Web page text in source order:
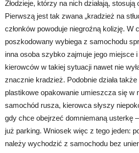
Złodzieje, którzy na nich działają, stosują
Pierwszą jest tak zwana „kradzież na
członków powoduje niegroźną kolizję. W
poszkodowany wybiega z samochodu
inna osoba szybko zajmuje jego miejsce
kierowców w takiej sytuacji nawet nie
znacznie kradzież. Podobnie działa także
plastikowe opakowanie umieszcza się w
samochód rusza, kierowca słyszy
gdy chce obejrzeć domniemaną usterkę
już parking. Wniosek więc z tego jeden:
należy wychodzić z samochodu bez